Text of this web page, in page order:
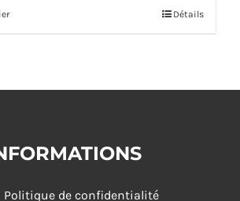
Détails
Politique de confidentialité